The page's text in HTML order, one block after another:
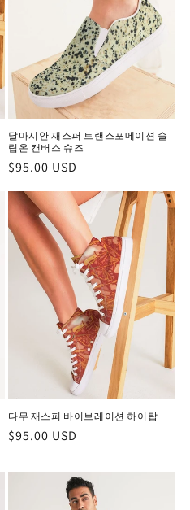
달마시안 재스퍼 트랜스포메이션 슬
립온 캔버스 슈즈
정
$95.00 USD
다무 재스퍼 바이브레이션 하이탑
정
$95.00 USD